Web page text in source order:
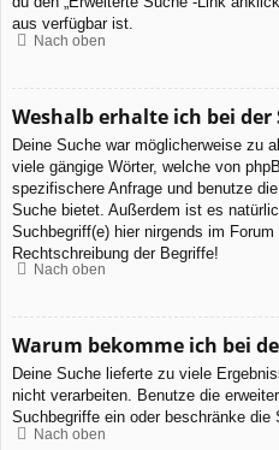
aus verfügbar ist.
Nach oben
Weshalb erhalte ich bei der
Deine Suche war möglicherweise zu
viele gängige Wörter, welche von
spezifischere Anfrage und benutze
Suche bietet. Außerdem ist es
Suchbegriff(e) hier nirgends im
Rechtschreibung der Begriffe!
Nach oben
Warum bekomme ich bei
Deine Suche lieferte zu viele
nicht verarbeiten. Benutze die
Suchbegriffe ein oder beschränke
Nach oben